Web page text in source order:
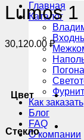
Главная
Каталог
Как заказать
Блог
FAQ
О компании
Lumos 1
30,120.00 ₽
Цвет
Стекло